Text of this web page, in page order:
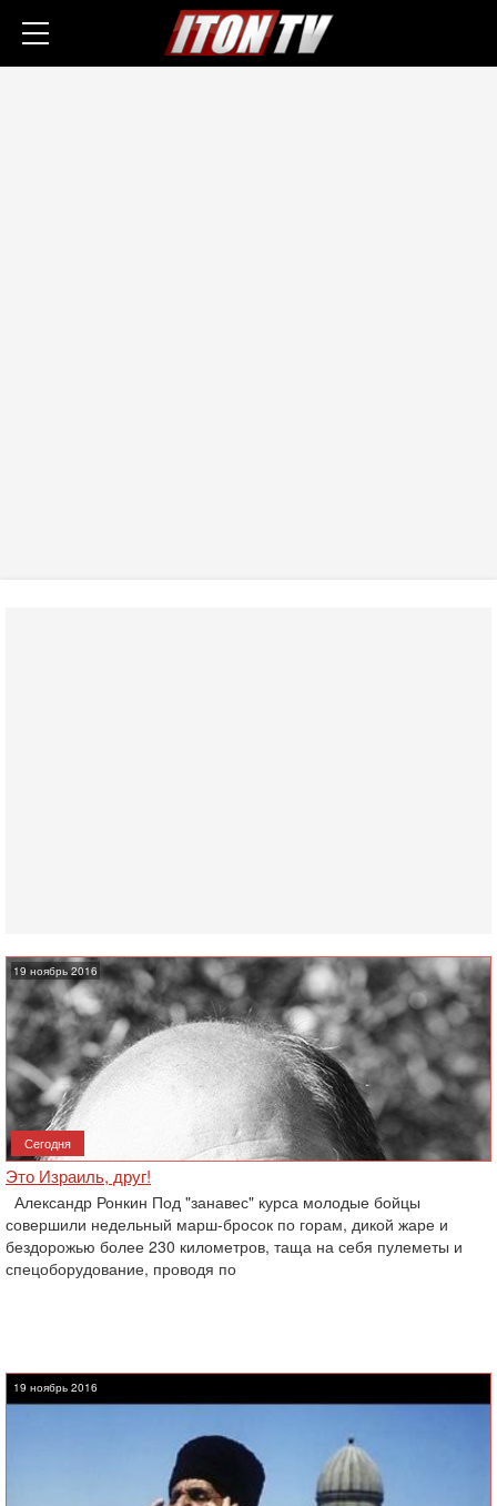
19 ноябрь 2016
Сегодня
Это Израиль, друг!
Александр Ронкин Под "занавес" курса молодые бойцы
совершили недельный марш-бросок по горам, дикой жаре и
бездорожью более 230 километров, таща на себя пулеметы и
спецоборудование, проводя по
19 ноябрь 2016